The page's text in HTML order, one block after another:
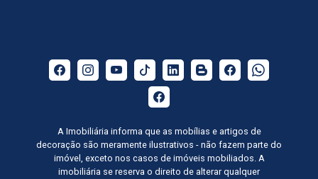
A Imobiliária informa que as mobílias e artigos de
decoração são meramente ilustrativos - não fazem parte do
imóvel, exceto nos casos de imóveis mobiliados. A
imobiliária se reserva o direito de alterar qualquer